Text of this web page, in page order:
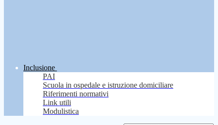
Inclusione
PAI
Scuola in ospedale e istruzione domiciliare
Riferimenti normativi
Link utili
Modulistica